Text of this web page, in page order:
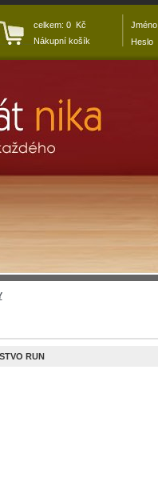
RUN
celkem: 0 Kč
Nákupní košík
Jméno
Heslo